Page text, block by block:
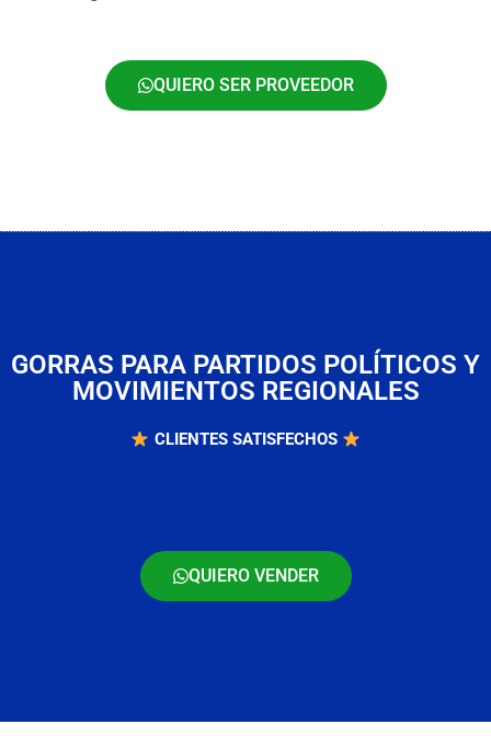
QUIERO SER PROVEEDOR
GORRAS PARA PARTIDOS POLÍTICOS Y
MOVIMIENTOS REGIONALES
CLIENTES SATISFECHOS
QUIERO VENDER